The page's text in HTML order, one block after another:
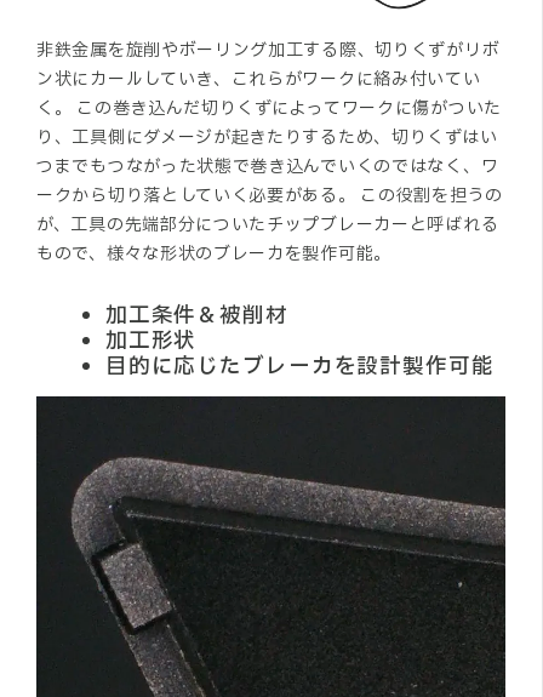
非鉄金属を旋削やボーリング加工する際、切りくずがリボ
ン状にカールしていき、これらがワークに絡み付いてい
く。 この巻き込んだ切りくずによってワークに傷がついた
り、工具側にダメージが起きたりするため、切りくずはい
つまでもつながった状態で巻き込んでいくのではなく、ワ
ークから切り落としていく必要がある。 この役割を担うの
が、工具の先端部分についたチップブレーカーと呼ばれる
もので、様々な形状のブレーカを製作可能。
加工条件＆被削材
加工形状
目的に応じたブレーカを設計製作可能